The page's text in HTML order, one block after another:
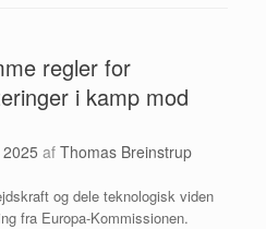
regler for
i kamp mod
af Thomas Breinstrup
og dele teknologisk viden
fra Europa-Kommissionen.